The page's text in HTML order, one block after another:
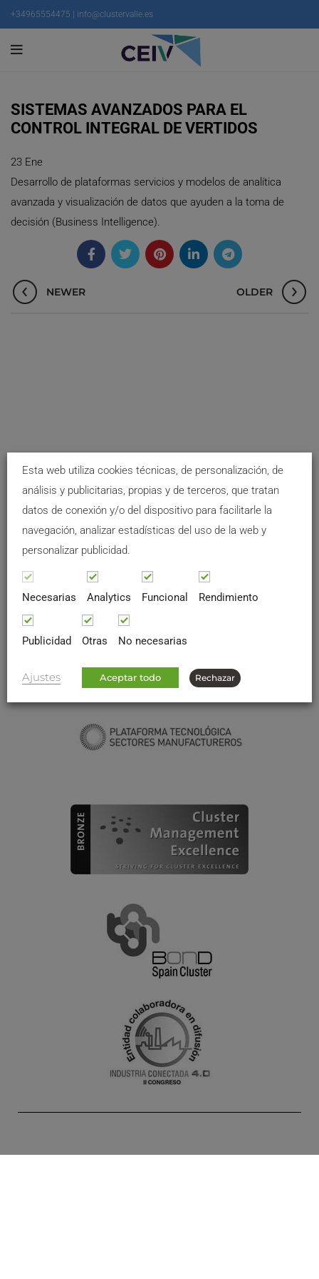
+34965554475 | info@clustervalle.es
SISTEMAS AVANZADOS PARA EL
CONTROL INTEGRAL DE VERTIDOS
23 Ene
Desarrollo de plataformas servicios y modelos de analítica
avanzada y visualización de datos que ayuden a la toma de
decisión (Business Intelligence).
NEWER OLDER
Esta web utiliza cookies técnicas, de personalización, de
análisis y publicitarias, propias y de terceros, que tratan
datos de conexión y/o del dispositivo para facilitarle la
navegación, analizar estadísticas del uso de la web y
personalizar publicidad.
Necesarias Analytics Funcional Rendimiento
Publicidad Otras No necesarias
Ajustes Aceptar todo Rechazar